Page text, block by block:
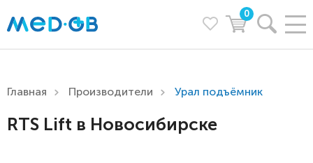
0
Главная Производители Урал подъёмник
RTS Lift в Новосибирске